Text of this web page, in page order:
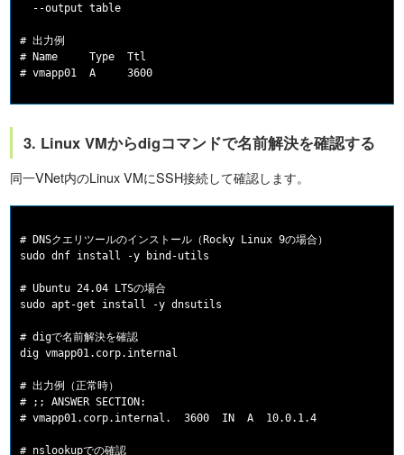
  --output table
# 出力例
# Name     Type  Ttl
3. Linux VMからdigコマンドで名前解決を確認する
同一VNet内のLinux VMにSSH接続して確認します。
# DNSクエリツールのインストール（Rocky Linux 9の場合）
sudo dnf install -y bind-utils
# Ubuntu 24.04 LTSの場合
sudo apt-get install -y dnsutils
# digで名前解決を確認
dig vmapp01.corp.internal
# 出力例（正常時）
# ;; ANSWER SECTION:
# vmapp01.corp.internal.  3600  IN  A  10.0.1.4
# nslookupでの確認